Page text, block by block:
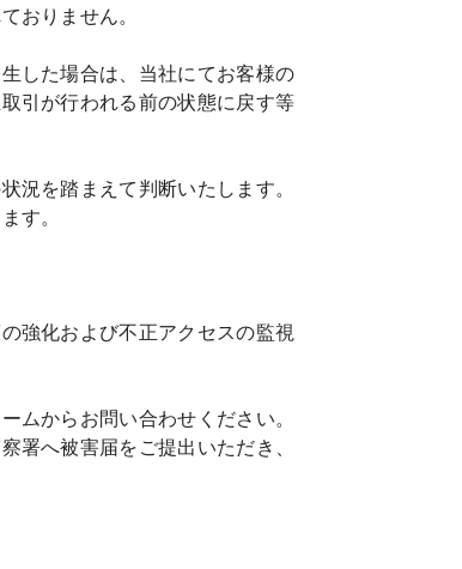
おりません。
した場合は、当社にてお客様の
引が行われる前の状態に戻す等
況を踏まえて判断いたします。
す。
強化および不正アクセスの監視
ムからお問い合わせください。
署へ被害届をご提出いただき、